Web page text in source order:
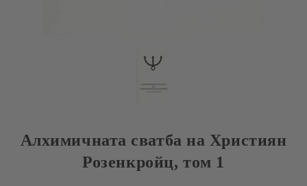
Алхимичната сватба на Християн
Розенкройц, том 1